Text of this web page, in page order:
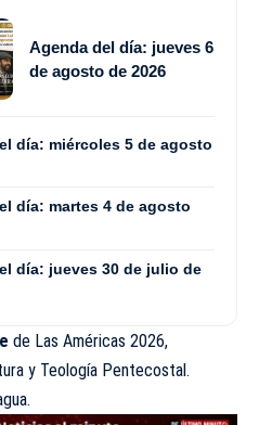
Agenda del día: jueves 6
de agosto de 2026
día: miércoles 5 de agosto
día: martes 4 de agosto
día: jueves 30 de julio de
de Las Américas 2026,
y Teología Pentecostal.